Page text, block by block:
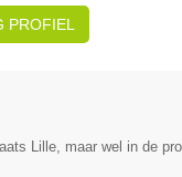
PROFIEL
Lille, maar wel in de